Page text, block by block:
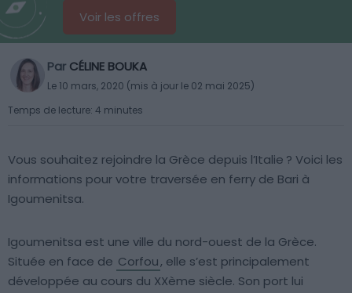
Voir les offres
Par CÉLINE BOUKA
Le 10 mars, 2020 (mis à jour le 02 mai 2025)
Temps de lecture: 4 minutes
Vous souhaitez rejoindre la Grèce depuis l’Italie ? Voici les
informations pour votre traversée en ferry de Bari à
Igoumenitsa.
Igoumenitsa est une ville du nord-ouest de la Grèce.
Située en face de Corfou, elle s’est principalement
développée au cours du XXème siècle. Son port lui